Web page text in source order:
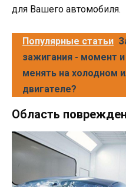
для Вашего автомобиля.
Популярные статьи
зажигания - момент и
менять на холодном
двигателе?
Область